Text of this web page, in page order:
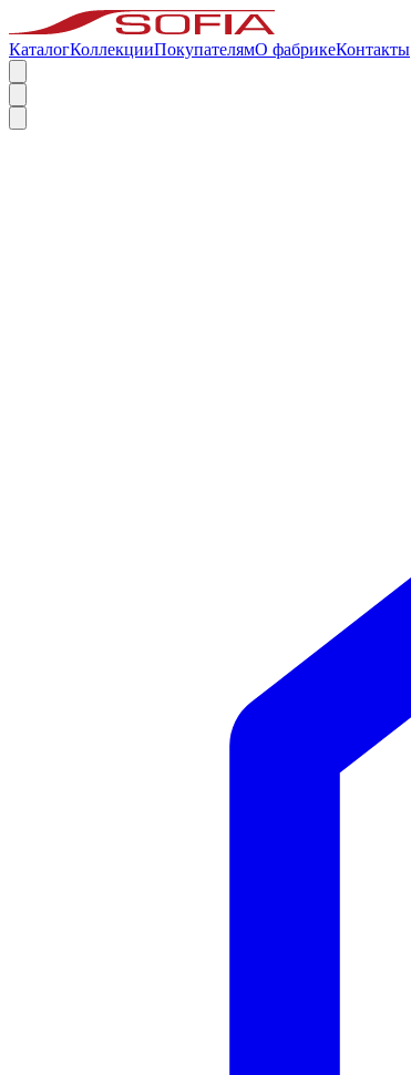
КаталогКоллекцииПокупателямО фабрикеКонтакты